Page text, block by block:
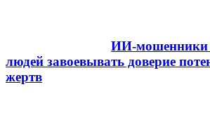
ИИ-мошенники
людей завоевывать доверие
жертв